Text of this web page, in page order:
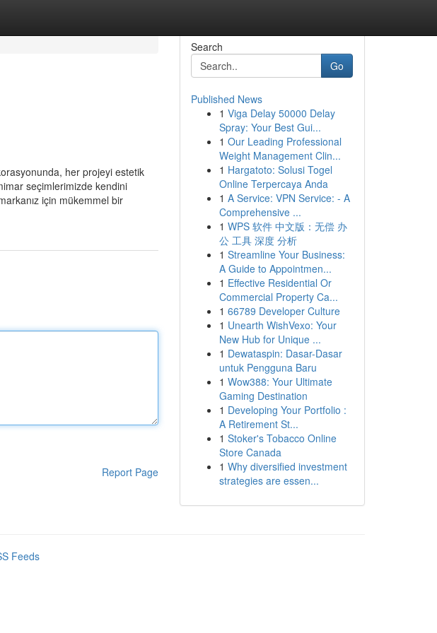
her projeyi estetik
seçimlerimizde kendini
için mükemmel bir
Report Page
Search
Go
Published News
1 Viga Delay 50000 Delay
Spray: Your Best Gui...
1 Our Leading Professional
Weight Management Clin...
1 Hargatoto: Solusi Togel
Online Terpercaya Anda
1 A Service: VPN Service: - A
Comprehensive ...
1 WPS 软件 中文版：无偿 办
公 工具 深度 分析
1 Streamline Your Business:
A Guide to Appointmen...
1 Effective Residential Or
Commercial Property Ca...
1 66789 Developer Culture
1 Unearth WishVexo: Your
New Hub for Unique ...
1 Dewataspin: Dasar-Dasar
untuk Pengguna Baru
1 Wow388: Your Ultimate
Gaming Destination
1 Developing Your Portfolio :
A Retirement St...
1 Stoker's Tobacco Online
Store Canada
1 Why diversified investment
strategies are essen...
Feeds